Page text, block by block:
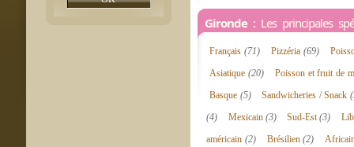
Gironde : Les principales
Français (71) Pizzéria(69)
Asiatique (20)
Poisson et fruit de
Basque (5) Sandwicheries / Snack
(4)
Mexicain (3) Sud-Est(3)
américain (2) Brésilien(2)